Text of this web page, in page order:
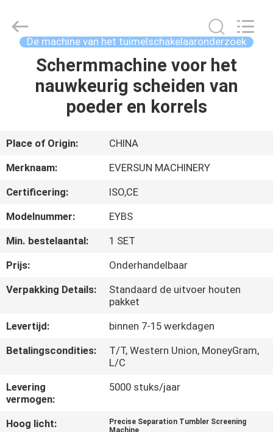
HUIS
PRODUCTEN
VR-
SHOW
ONGEVEER
ONS
FABRIEKSREIS
KWALITEITSCONTROLE
ONS
VERZOEK
OM EEN
Reserved.
De machine van het tuimelschakelaaronderzoek
Schermmachine voor het
nauwkeurig scheiden van
poeder en korrels
Place of Origin:
CHINA
Merknaam:
EVERSUN MACHINERY
Certificering:
ISO,CE
Modelnummer:
EYBS
Min. bestelaantal:
1 SET
Prijs:
Onderhandelbaar
Verpakking Details:
Standaard de uitvoer houten
pakket
Levertijd:
binnen 7-15 werkdagen
Betalingscondities:
T/T, Western Union, MoneyGram,
L/C
Levering
vermogen:
5000 stuks/jaar
Hoog licht:
Precise Separation Tumbler Screening